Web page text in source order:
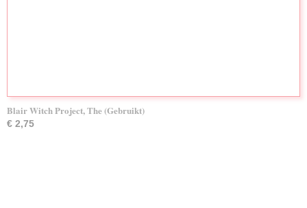
Blair Witch Project, The (Gebruikt)
€ 2,75